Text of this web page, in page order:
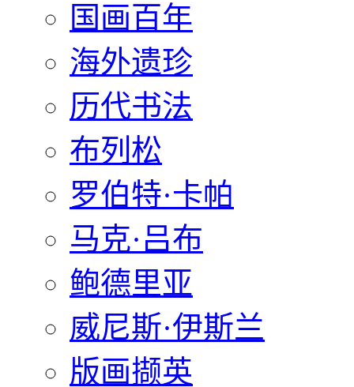
国画百年
海外遗珍
历代书法
布列松
罗伯特·卡帕
马克·吕布
鲍德里亚
威尼斯·伊斯兰
版画撷英